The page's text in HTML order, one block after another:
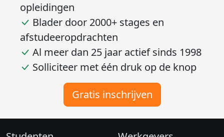
opleidingen
Blader door 2000+ stages en
afstudeeropdrachten
Al meer dan 25 jaar actief sinds 1998
Solliciteer met één druk op de knop
Gratis inschrijven